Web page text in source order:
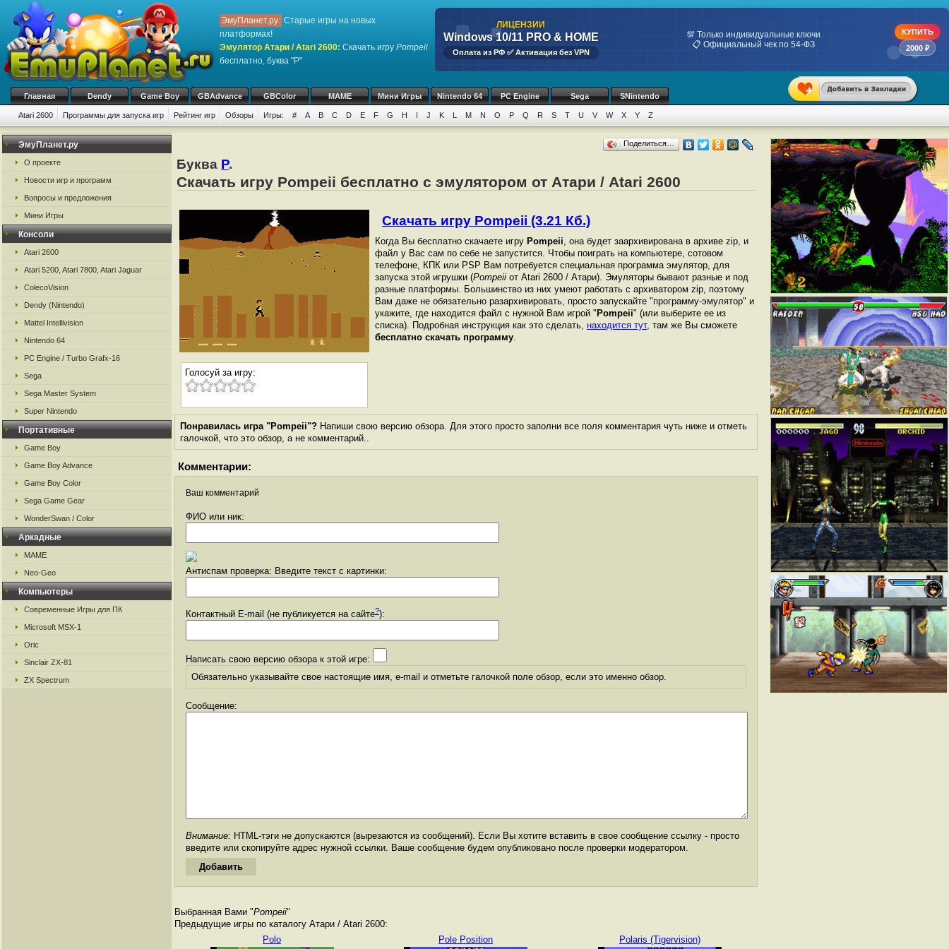
ЭмуПланет.ру: Старые игры на новых
платформах!
Эмулятор Атари / Atari 2600: Скачать игру Pompeii
бесплатно, буква "P"
ЛИЦЕНЗИИ
Windows 10/11 PRO & HOME
Оплата из РФ ✅ Активация без VPN
💯 Только индивидуальные ключи
📋 Официальный чек по 54-ФЗ
КУПИТЬ
2000 ₽
Главная Dendy Game Boy GBAdvance GBColor MAME Мини Игры Nintendo 64 PC Engine Sega SNintendo
Atari 2600 Программы для запуска игр Рейтинг игр Обзоры Игры: # A B C D E F G H I J K L M N O P Q R S T U V W X Y Z
ЭмуПланет.ру
О проекте
Новости игр и программ
Вопросы и предложения
Мини Игры
Консоли
Atari 2600
Atari 5200, Atari 7800, Atari Jaguar
ColecoVision
Dendy (Nintendo)
Mattel Intellivision
Nintendo 64
PC Engine / Turbo Grafx-16
Sega
Sega Master System
Super Nintendo
Портативные
Game Boy
Game Boy Advance
Game Boy Color
Sega Game Gear
WonderSwan / Color
Аркадные
MAME
Neo-Geo
Компьютеры
Современные Игры для ПК
Microsoft MSX-1
Oric
Sinclair ZX-81
ZX Spectrum
Поделиться…
Буква P.
Скачать игру Pompeii бесплатно с эмулятором от Атари / Atari 2600
Голосуй за игру:
Скачать игру Pompeii (3.21 Кб.)
Когда Вы бесплатно скачаете игру Pompeii, она будет заархивирована в архиве zip, и
файл у Вас сам по себе не запустится. Чтобы поиграть на компьютере, сотовом
телефоне, КПК или PSP Вам потребуется специальная программа эмулятор, для
запуска этой игрушки (Pompeii от Atari 2600 / Атари). Эмуляторы бывают разные и под
разные платформы. Большинство из них умеют работать с архиватором zip, поэтому
Вам даже не обязательно разархивировать, просто запускайте "программу-эмулятор" и
укажите, где находится файл с нужной Вам игрой " Pompeii" (или выберите ее из
списка). Подробная инструкция как это сделать, находится тут, там же Вы сможете
бесплатно скачать программу.
Понравилась игра "Pompeii"? Напиши свою версию обзора. Для этого просто заполни все поля комментария чуть ниже и отметь
галочкой, что это обзор, а не комментарий..
Комментарии:
Ваш комментарий
ФИО или ник:
Антиспам проверка: Введите текст с картинки:
Контактный E-mail (не публикуется на сайте?):
Написать свою версию обзора к этой игре:
Обязательно указывайте свое настоящие имя, e-mail и отметьте галочкой поле обзор, если это именно обзор.
Сообщение:
Внимание: HTML-тэги не допускаются (вырезаются из сообщений). Если Вы хотите вставить в свое сообщение ссылку - просто
введите или скопируйте адрес нужной ссылки. Ваше сообщение будем опубликовано после проверки модератором.
Выбранная Вами "Pompeii"
Предыдущие игры по каталогу Атари / Atari 2600:
Polo
Pole Position Polaris (Tigervision)